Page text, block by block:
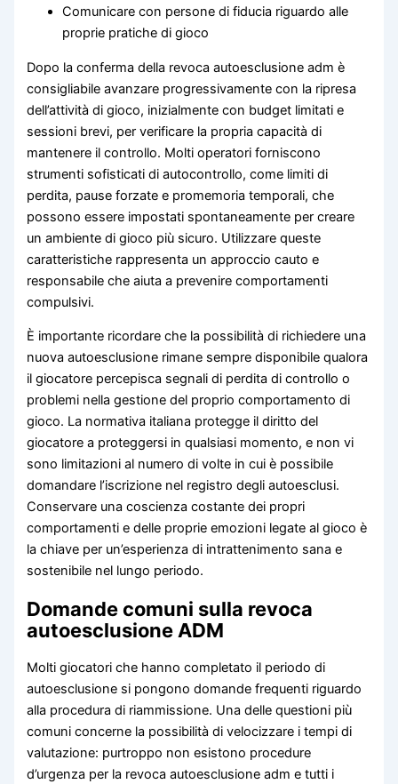
Comunicare con persone di fiducia riguardo alle
proprie pratiche di gioco
Dopo la conferma della revoca autoesclusione adm è
consigliabile avanzare progressivamente con la ripresa
dell’attività di gioco, inizialmente con budget limitati e
sessioni brevi, per verificare la propria capacità di
mantenere il controllo. Molti operatori forniscono
strumenti sofisticati di autocontrollo, come limiti di
perdita, pause forzate e promemoria temporali, che
possono essere impostati spontaneamente per creare
un ambiente di gioco più sicuro. Utilizzare queste
caratteristiche rappresenta un approccio cauto e
responsabile che aiuta a prevenire comportamenti
compulsivi.
È importante ricordare che la possibilità di richiedere una
nuova autoesclusione rimane sempre disponibile qualora
il giocatore percepisca segnali di perdita di controllo o
problemi nella gestione del proprio comportamento di
gioco. La normativa italiana protegge il diritto del
giocatore a proteggersi in qualsiasi momento, e non vi
sono limitazioni al numero di volte in cui è possibile
domandare l’iscrizione nel registro degli autoesclusi.
Conservare una coscienza costante dei propri
comportamenti e delle proprie emozioni legate al gioco è
la chiave per un’esperienza di intrattenimento sana e
sostenibile nel lungo periodo.
Domande comuni sulla revoca
autoesclusione ADM
Molti giocatori che hanno completato il periodo di
autoesclusione si pongono domande frequenti riguardo
alla procedura di riammissione. Una delle questioni più
comuni concerne la possibilità di velocizzare i tempi di
valutazione: purtroppo non esistono procedure
d’urgenza per la revoca autoesclusione adm e tutti i